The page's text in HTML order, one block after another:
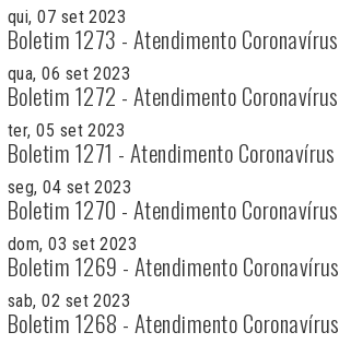
qui, 07 set 2023
Boletim 1273 - Atendimento Coronavírus
qua, 06 set 2023
Boletim 1272 - Atendimento Coronavírus
ter, 05 set 2023
Boletim 1271 - Atendimento Coronavírus
seg, 04 set 2023
Boletim 1270 - Atendimento Coronavírus
dom, 03 set 2023
Boletim 1269 - Atendimento Coronavírus
sab, 02 set 2023
Boletim 1268 - Atendimento Coronavírus